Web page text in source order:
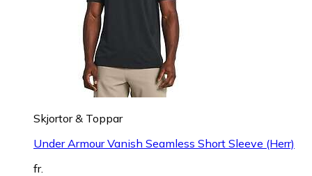
Skjortor & Toppar
Under Armour Vanish Seamless Short Sleeve (Herr)
fr.